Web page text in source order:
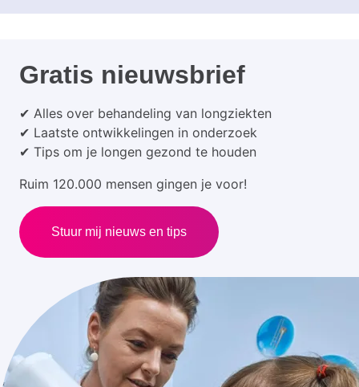
Gratis nieuwsbrief
✔ Alles over behandeling van longziekten
✔ Laatste ontwikkelingen in onderzoek
✔ Tips om je longen gezond te houden
Ruim 120.000 mensen gingen je voor!
Stuur mij nieuws en tips